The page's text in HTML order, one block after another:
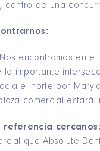
dentro de una
Nos encontramos en
importante
el norte por
comercial estará
referencia cercanos:
que Absolute